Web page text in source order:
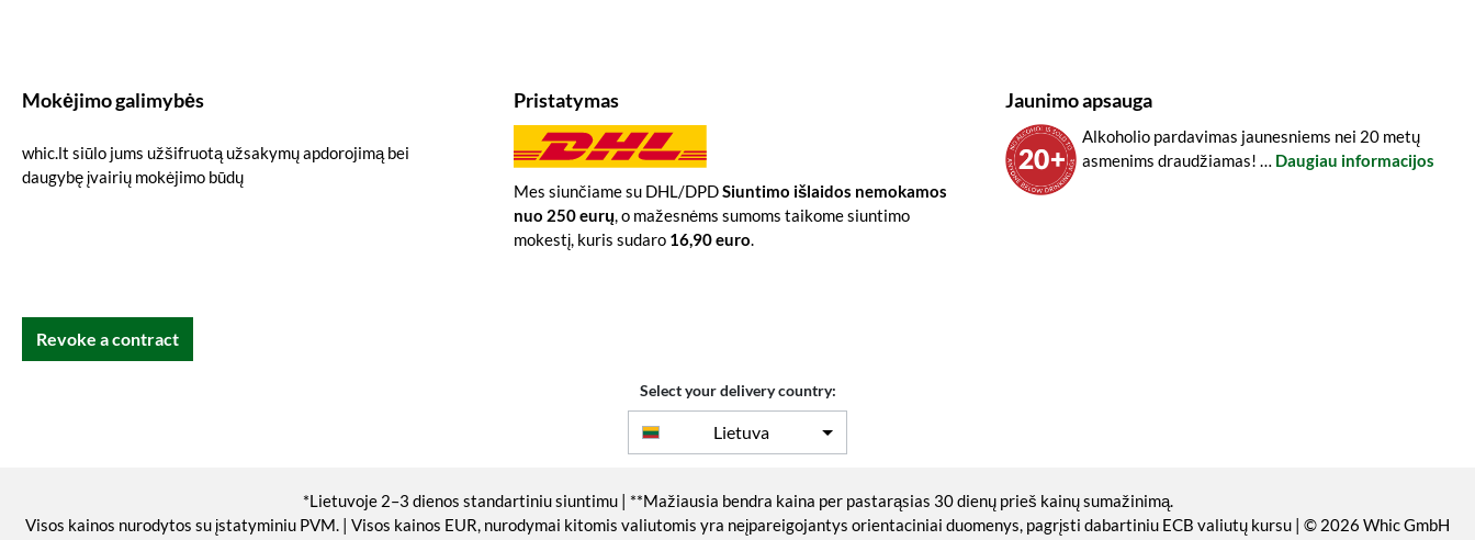
Mokėjimo galimybės
whic.lt siūlo jums užšifruotą užsakymų apdorojimą bei
daugybę įvairių mokėjimo būdų
Pristatymas
Mes siunčiame su DHL/DPDSiuntimo išlaidos nemokamos
nuo 250 eurų, o mažesnėms sumoms taikome siuntimo
mokestį, kuris sudaro 16,90 euro.
Jaunimo apsauga
Alkoholio pardavimas jaunesniems nei 20 metų
asmenims draudžiamas! … Daugiau informacijos
Revoke a contract
Select your delivery country:
Lietuva
*Lietuvoje 2–3 dienos standartiniu siuntimu | **Mažiausia bendra kaina per pastarąsias 30 dienų prieš kainų sumažinimą.
Visos kainos nurodytos su įstatyminiu PVM. | Visos kainos EUR, nurodymai kitomis valiutomis yra neįpareigojantys orientaciniai duomenys, pagrįsti dabartiniu ECB valiutų kursu | © 2026 Whic GmbH